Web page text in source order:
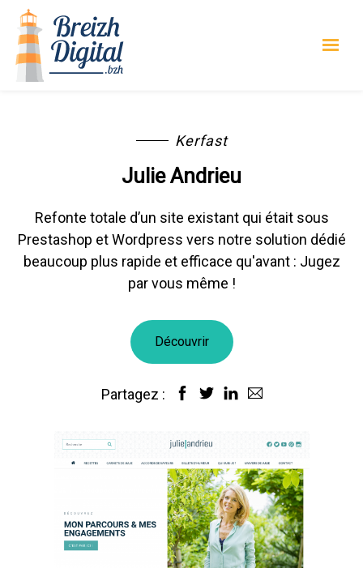
Kerfast
Julie Andrieu
Refonte totale d’un site existant qui était sous
Prestashop et Wordpress vers notre solution dédié
beaucoup plus rapide et efficace qu'avant : Jugez
par vous même !
Découvrir
Partagez :